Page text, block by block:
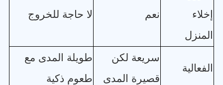
إخلاء
المنزل
نعم لا حاجة للخروج
الفعالية
سريعة لكن
قصيرة المدى
طويلة المدى مع
طعوم ذكية